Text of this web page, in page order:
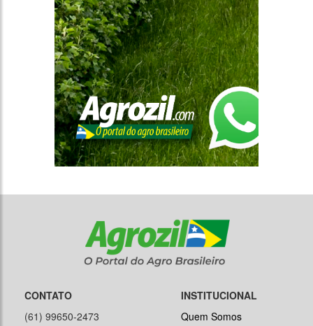
CONTATO
(61) 99650-2473
INSTITUCIONAL
Quem Somos